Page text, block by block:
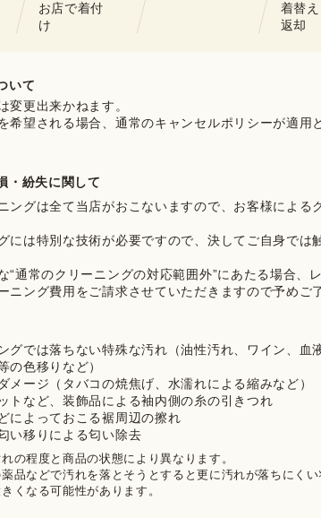
お店で着付
け
着替
返却
いて
変更出来かねます。
希望される場合、通常のキャンセルポリシーが適用
・紛失に関して
ングは全て当店がおこないますので、お客様による
には特別な技術が必要ですので、決してご自身では
“通常のクリーニングの対応範囲外”にあたる場合、
ニング費用をご請求させていただきますので予めご
グでは落ちない特殊な汚れ（油性汚れ、ワイン、血
の色移りなど）
メージ（タバコの焼焦げ、水濡れによる縮みなど）
トなど、装飾品による袖内側の糸の引きつれ
によっておこる裾周辺の擦れ
い移りによる匂い除去
の程度と商品の状態により異なります。
品などで汚れを落とそうとすると更に汚れが落ちにくい
くなる可能性があります。